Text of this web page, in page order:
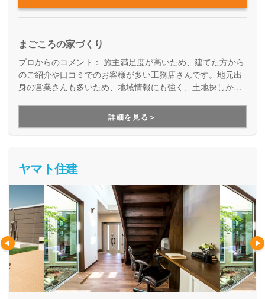
まごころの家づくり
プロからのコメント： 施主満足度が高いため、建てた方から
のご紹介や口コミでのお客様が多い工務店さんです。地元出
身の営業さんも多いため、地域情報にも強く、土地探しから
詳細を見る＞
ヤマト住建